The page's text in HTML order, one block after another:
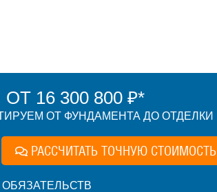
16 300 800 ₽*
ОТ ФУНДАМЕНТА ДО ОТДЕЛКИ
РАССЧИТАТЬ ТОЧНУЮ СТОИМОСТЬ
ОБЯЗАТЕЛЬСТВ